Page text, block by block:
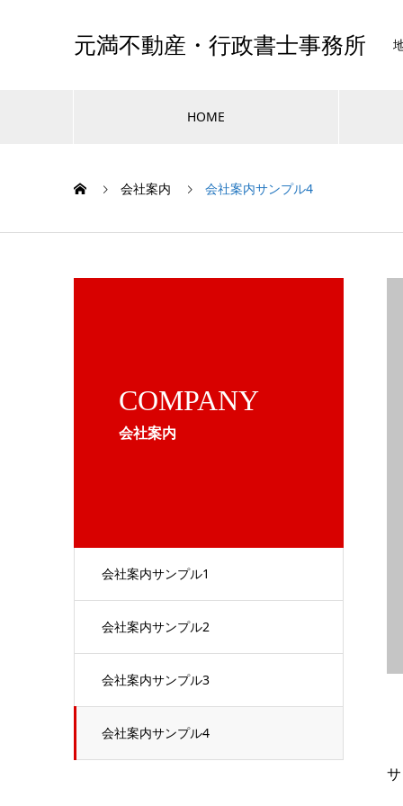
元満不動産・行政書士事務所
HOME
会社案内 会社案内サンプル4
COMPANY
会社案内
会社案内サンプル1
会社案内サンプル2
会社案内サンプル3
会社案内サンプル4